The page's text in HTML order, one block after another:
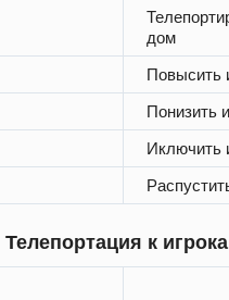
дом
Повысить
Понизить
Иключить
Телепортация к